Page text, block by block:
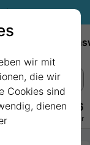
3875 7256
· Täglich 08–22 Uhr
wir mit
die wir
Cookies sind
dienen